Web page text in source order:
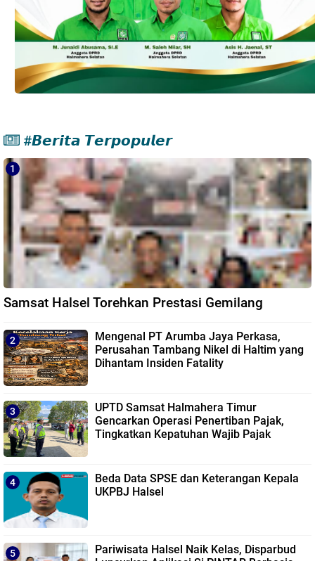
#𝘽𝙚𝙧𝙞𝙩𝙖 𝙏𝙚𝙧𝙥𝙤𝙥𝙪𝙡𝙚𝙧
Samsat Halsel Torehkan Prestasi Gemilang
Mengenal PT Arumba Jaya Perkasa,
Perusahan Tambang Nikel di Haltim yang
Dihantam Insiden Fatality
UPTD Samsat Halmahera Timur
Gencarkan Operasi Penertiban Pajak,
Tingkatkan Kepatuhan Wajib Pajak
Beda Data SPSE dan Keterangan Kepala
UKPBJ Halsel
Pariwisata Halsel Naik Kelas, Disparbud